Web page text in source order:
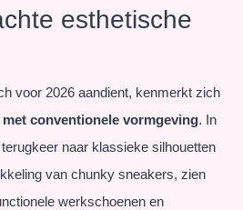
esthetische
voor 2026 aandient, kenmerkt zich
conventionele vormgeving. In
naar klassieke silhouetten
van chunky sneakers, zien
werkschoenen en